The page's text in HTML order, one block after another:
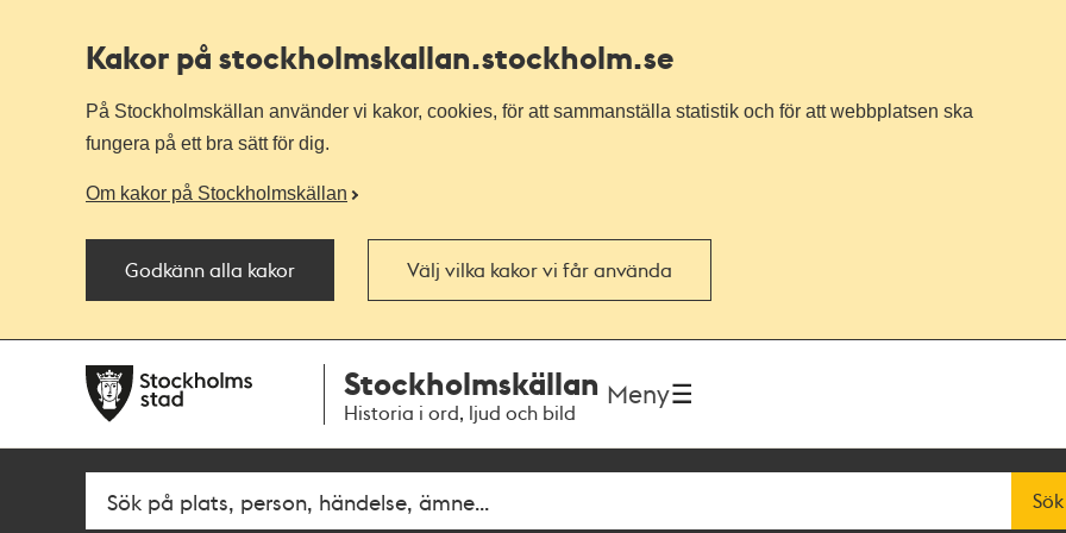
Kakor på stockholmskallan.stockholm.se
På Stockholmskällan använder vi kakor, cookies, för att sammanställa statistik och för att webbplatsen ska
fungera på ett bra sätt för dig.
Om kakor på Stockholmskällan
Godkänn alla kakor Välj vilka kakor vi får använda
navigationen
huvudinnehållet
Stockholmskällan
Historia i ord, ljud och bild
Meny
Fritextsök Sök